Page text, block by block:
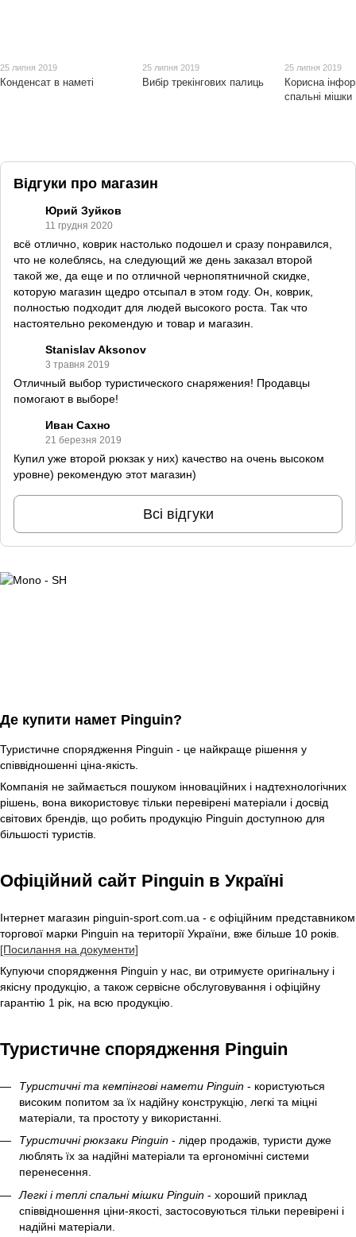
25 липня 2019
Конденсат в наметі
25 липня 2019
Вибір трекінгових палиць
25 липня 2019
Корисна
спальні мішки
Відгуки про магазин
Юрий Зуйков
11 грудня 2020
всё отлично, коврик настолько подошел и сразу понравился,
что не колеблясь, на следующий же день заказал второй
такой же, да еще и по отличной чернопятничной скидке,
которую магазин щедро отсыпал в этом году. Он, коврик,
полностью подходит для людей высокого роста. Так что
настоятельно рекомендую и товар и магазин.
Stanislav Aksonov
3 травня 2019
Отличный выбор туристического снаряжения! Продавцы
помогают в выборе!
Иван Сахно
21 березня 2019
Купил уже второй рюкзак у них) качество на очень высоком
уровне) рекомендую этот магазин)
Всі відгуки
Де купити намет Pinguin?
Туристичне спорядження Pinguin - це найкраще рішення у
співвідношенні ціна-якість.
Компанія не займається пошуком інноваційних і надтехнологічних
рішень, вона використовує тільки перевірені матеріали і досвід
світових брендів, що робить продукцію Pinguin доступною для
більшості туристів.
Офіційний сайт Pinguin в Україні
Інтернет магазин pinguin-sport.com.ua - є офіційним представником
торгової марки Pinguin на території України, вже більше 10 років.
[Посилання на документи]
Купуючи спорядження Pinguin у нас, ви отримуєте оригінальну і
якісну продукцію, а також сервісне обслуговування і офіційну
гарантію 1 рік, на всю продукцію.
Туристичне спорядження Pinguin
Туристичні та кемпінгові намети Pinguin - користуються
високим попитом за їх надійну конструкцію, легкі та міцні
матеріали, та простоту у використанні.
Туристичні рюкзаки Pinguin - лідер продажів, туристи дуже
люблять їх за надійні матеріали та ергономічні системи
перенесення.
Легкі і теплі спальні мішки Pinguin - хороший приклад
співвідношення ціни-якості, застосовуються тільки перевірені і
надійні матеріали.